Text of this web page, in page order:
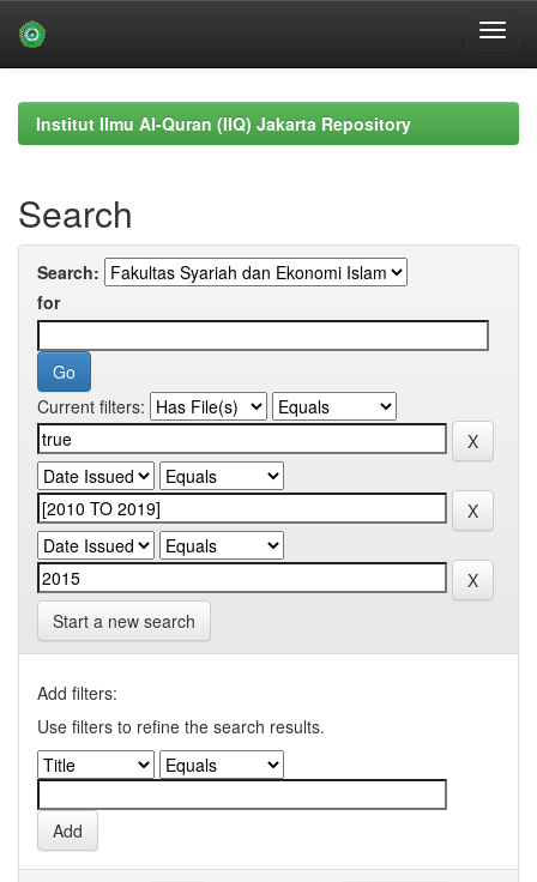
navigationInstitut Ilmu Al-Quran (IIQ) Jakarta Repository
Search
Search:
for
Current filters:
Start a new search
Add filters:
Use filters to refine the search results.